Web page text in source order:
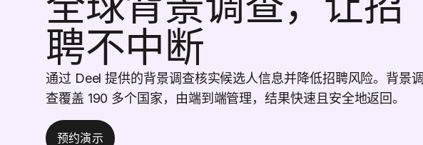
聘不中断
通过 Deel 提供的背景调查核实候选人信息并降低招聘风险。背景调
查覆盖 190 多个国家，由端到端管理，结果快速且安全地返回。
预约演示